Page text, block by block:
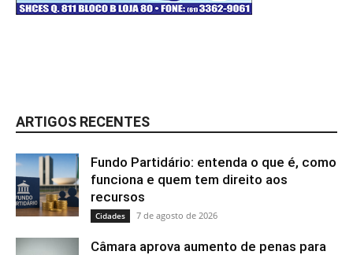
ARTIGOS RECENTES
Fundo Partidário: entenda o que é, como
funciona e quem tem direito aos
recursos
Cidades 7 de agosto de 2026
Câmara aprova aumento de penas para